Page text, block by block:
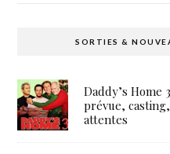
SORTIES &
Daddy’s Home
prévue,
attentes